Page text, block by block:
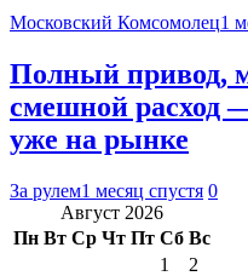
Московский Комсомолец1
Полный привод,
смешной расход
уже на рынке
За рулем1 месяц спустя 0
Август 2026
Пн Вт Ср Чт Пт Сб Вс
1
2